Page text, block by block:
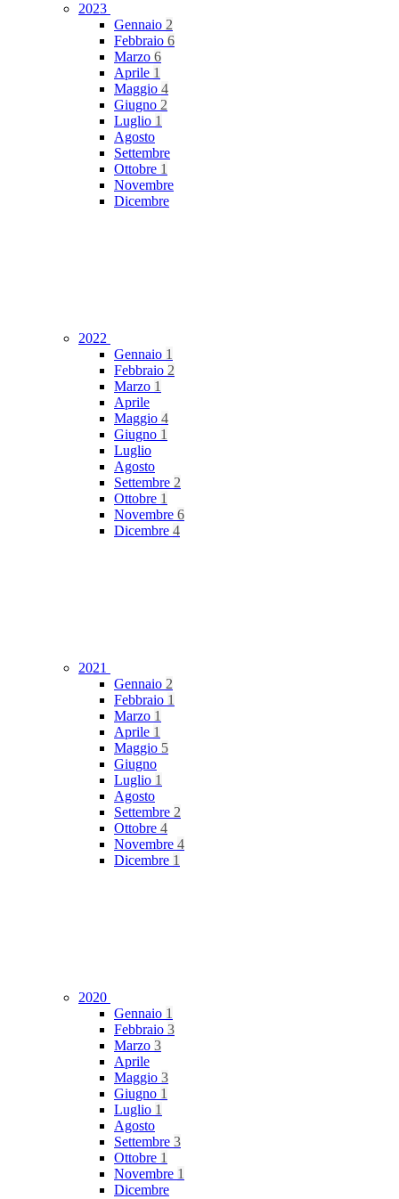
2023
Gennaio 2
Febbraio 6
Marzo 6
Aprile 1
Maggio 4
Giugno 2
Luglio 1
Agosto
Settembre
Ottobre 1
Novembre
Dicembre
2022
Gennaio 1
Febbraio 2
Marzo 1
Aprile
Maggio 4
Giugno 1
Luglio
Agosto
Settembre 2
Ottobre 1
Novembre 6
Dicembre 4
2021
Gennaio 2
Febbraio 1
Marzo 1
Aprile 1
Maggio 5
Giugno
Luglio 1
Agosto
Settembre 2
Ottobre 4
Novembre 4
Dicembre 1
2020
Gennaio 1
Febbraio 3
Marzo 3
Aprile
Maggio 3
Giugno 1
Luglio 1
Agosto
Settembre 3
Ottobre 1
Novembre 1
Dicembre